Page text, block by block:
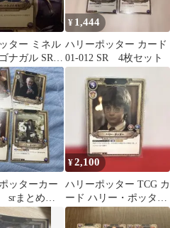
ター ミネル
ナガル SR 4
枚foil
¥ 1,444
ハリーポッター カード
01-012 SR 4枚セット
ッターカー
srまとめ売
¥2,100
ハリーポッター TCG カ
ード ハリー・ポッター
SR 01-003 ハリポタ